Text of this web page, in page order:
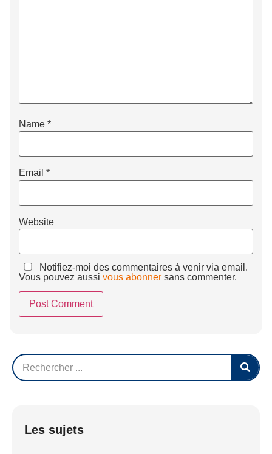
Name *
Email *
Website
Notifiez-moi des commentaires à venir via email.
Vous pouvez aussi vous abonner sans commenter.
Les sujets